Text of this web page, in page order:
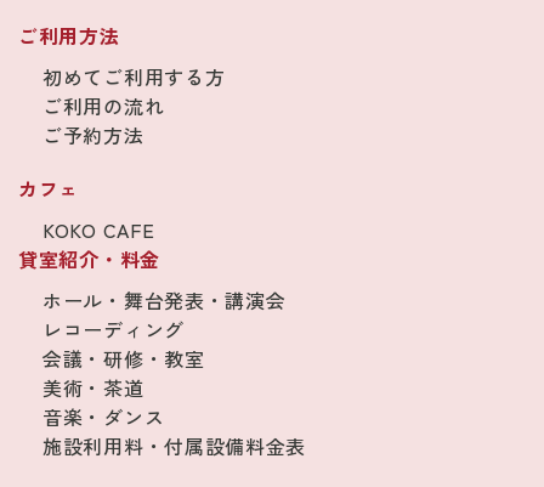
ご利用方法
初めてご利用する方
ご利用の流れ
ご予約方法
カフェ
KOKO CAFE
貸室紹介・料金
ホール・舞台発表・講演会
レコーディング
会議・研修・教室
美術・茶道
音楽・ダンス
施設利用料・付属設備料金表